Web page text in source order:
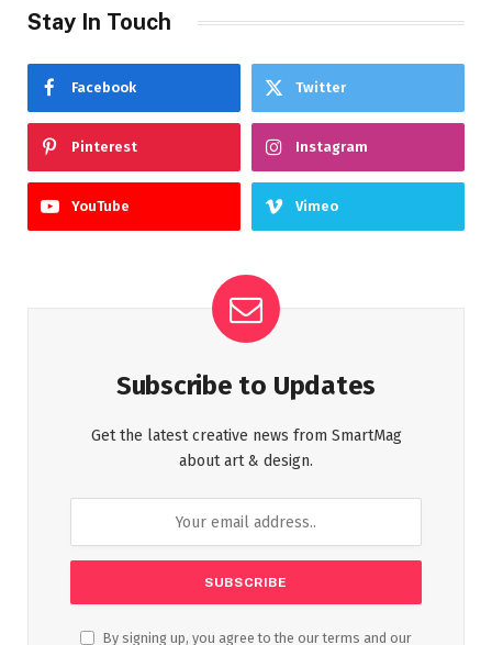
Stay In Touch
Facebook Twitter
Pinterest Instagram
YouTube Vimeo
Subscribe to Updates
Get the latest creative news from SmartMag
about art & design.
By signing up, you agree to the our terms and our